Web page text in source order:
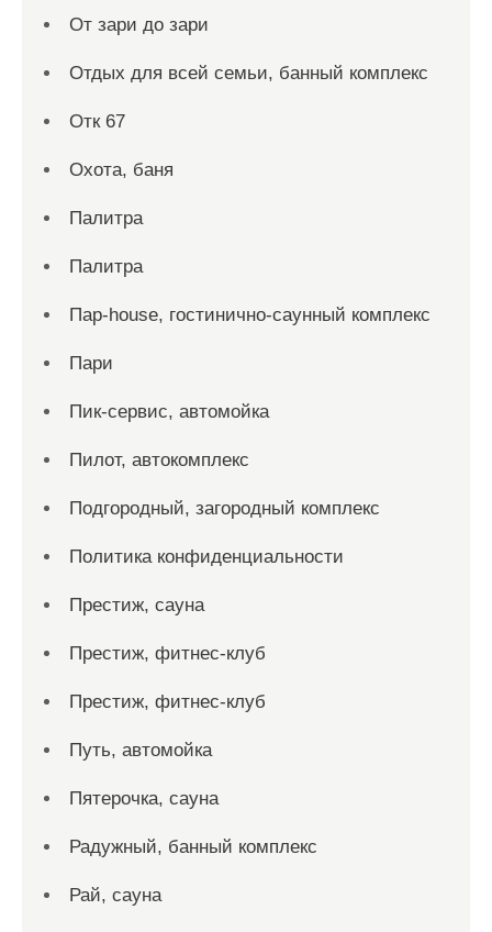
От зари до зари
Отдых для всей семьи, банный комплекс
Отк 67
Охота, баня
Палитра
Палитра
Пар-house, гостинично-саунный комплекс
Пари
Пик-сервис, автомойка
Пилот, автокомплекс
Подгородный, загородный комплекс
Политика конфиденциальности
Престиж, сауна
Престиж, фитнес-клуб
Престиж, фитнес-клуб
Путь, автомойка
Пятерочка, сауна
Радужный, банный комплекс
Рай, сауна